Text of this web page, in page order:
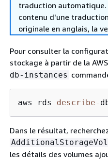
traduction
contenu d'une
originale en anglais, la
Pour consulter la
stockage à partir de la
db-instances
aws rds describe-
Dans le résultat,
les détails des volumes